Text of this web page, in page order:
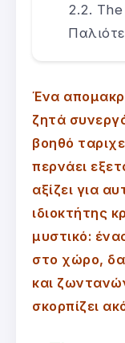
Ένα
ζητά
βοηθό
περνάει
αξίζει για
ιδιοκτήτης
μυστικό:
στο χώρο,
και
σκορπίζει